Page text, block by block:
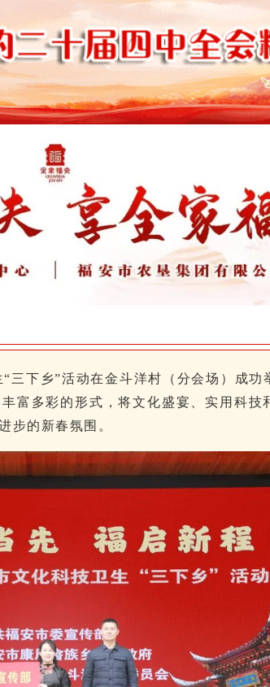
三下乡”活动在金斗洋村（分会场）成功
富多彩的形式，将文化盛宴、实用科技
步的新春氛围。